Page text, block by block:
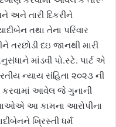
અને તારી દિકરીને
તથા તેના પરિવાર
તરછોડી દઇ જાનથી મારી
માંડવી પો.સ્ટે. પાર્ટ એ
ન્યાય સંહિતા ૨૦૨૩ ની
આવેલ જે ગુનાની
આ કામના આરોપીના
ખ્રિસ્તી ધર્મ